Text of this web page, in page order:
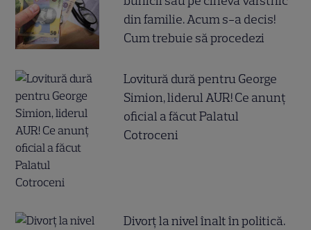
din familie. Acum s-a decis!
Cum trebuie să procedezi
Lovitură dură pentru George
Simion, liderul AUR! Ce anunț
oficial a făcut Palatul
Cotroceni
Divorț la nivel înalt în politică.